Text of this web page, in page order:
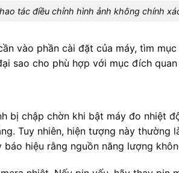
tác điều chỉnh hình ảnh không chính
vào phần cài đặt của máy, tìm
sao cho phù hợp với mục đích quan
bị chập chờn khi bật máy đo nhiệt
Tuy nhiên, hiện tượng này thường
hiệu rằng nguồn năng lượng